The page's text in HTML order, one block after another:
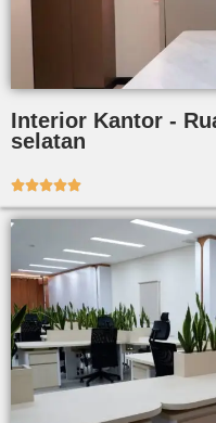
Interior Kantor -
selatan
